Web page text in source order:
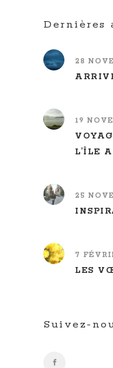
Dernières
28
19
L’ÎLE
25
7
LES
Suivez-